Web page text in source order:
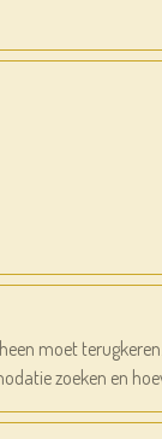
moet
zoeken en